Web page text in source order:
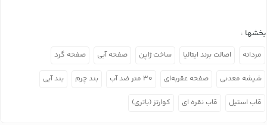
بخشها :
مردانه اصالت برند ایتالیا ساخت ژاپن صفحه آبی صفحه گرد
شیشه معدنی صفحه عقربه‌ای ۳۰ متر ضد آب بند چرم بند آبی
قاب استیل قاب نقره ای کوارتز (باتری)